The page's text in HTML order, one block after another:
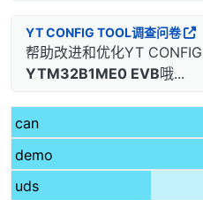
YT CONFIG TOOL调查问卷
帮助改进和优化YT
YTM32B1ME0 EVB哦...
can
demo
uds